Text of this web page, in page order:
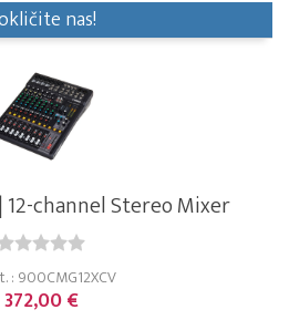
nas!
12-channel Stereo Mixer
: 900CMG12XCV
372,00 €